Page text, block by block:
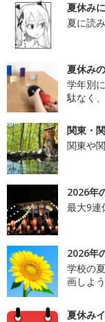
夏休み
夏に読
夏休み
学年別
駄なく
関東・
関東や
2026年
最大9連
2026年
学校の
画しよう
夏休み